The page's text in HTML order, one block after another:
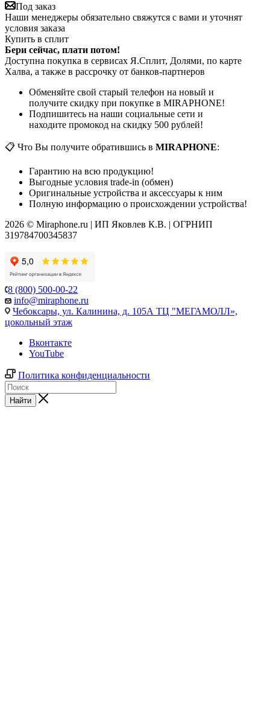
Под заказ
Наши менеджеры обязательно свяжутся с вами и уточнят
условия заказа
Купить в сплит
Бери сейчас, плати потом!
Доступна покупка в сервисах Я.Сплит, Долями, по карте
Халва, а также в рассрочку от банков-партнеров
Обменяйте свой старый телефон на новый и
получите скидку при покупке в MIRAPHONE!
Подпишитесь на наши социальные сети и
находите промокод на скидку 500 рублей!
📋 Что Вы получите обратившись в MIRAPHONE:
Гарантию на всю продукцию!
Выгодные условия trade-in (обмен)
Оригинальные устройства и аксессуары к ним
Полную информацию о происхождении устройства!
2026 © Miraphone.ru | ИП Яковлев К.В. | ОГРНИП
319784700345837
8 (800) 500-00-22
info@miraphone.ru
Чебоксары, ул. Калинина, д. 105А ТЦ "МЕГАМОЛЛ»,
цокольный этаж
Вконтакте
YouTube
Политика конфиденциальности
Найти